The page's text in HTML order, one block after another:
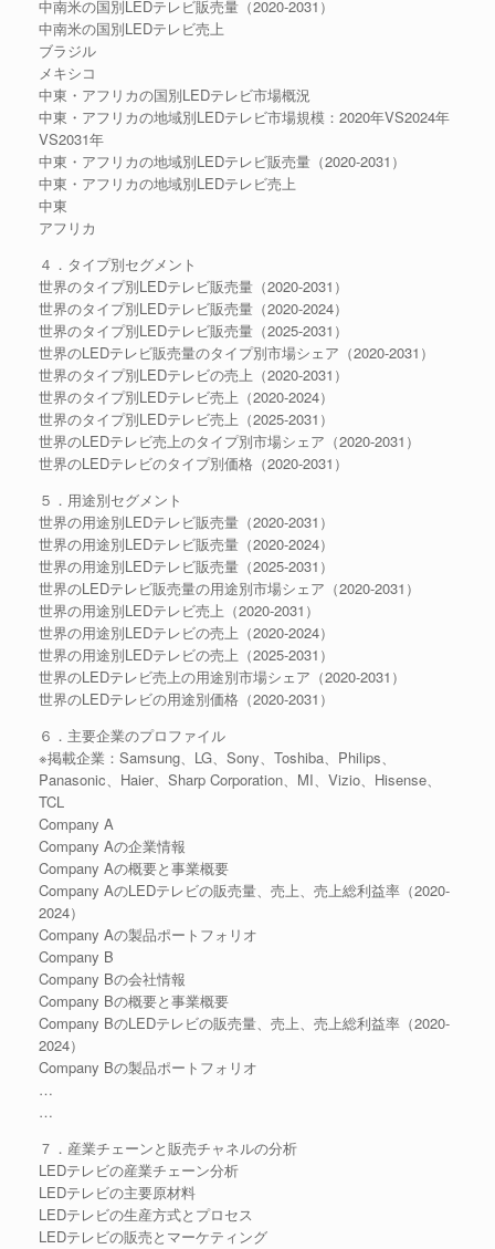
中南米の国別LEDテレビ販売量（2020-2031）
中南米の国別LEDテレビ売上
ブラジル
メキシコ
中東・アフリカの国別LEDテレビ市場概況
中東・アフリカの地域別LEDテレビ市場規模：2020年VS2024年
VS2031年
中東・アフリカの地域別LEDテレビ販売量（2020-2031）
中東・アフリカの地域別LEDテレビ売上
中東
アフリカ
４．タイプ別セグメント
世界のタイプ別LEDテレビ販売量（2020-2031）
世界のタイプ別LEDテレビ販売量（2020-2024）
世界のタイプ別LEDテレビ販売量（2025-2031）
世界のLEDテレビ販売量のタイプ別市場シェア（2020-2031）
世界のタイプ別LEDテレビの売上（2020-2031）
世界のタイプ別LEDテレビ売上（2020-2024）
世界のタイプ別LEDテレビ売上（2025-2031）
世界のLEDテレビ売上のタイプ別市場シェア（2020-2031）
世界のLEDテレビのタイプ別価格（2020-2031）
５．用途別セグメント
世界の用途別LEDテレビ販売量（2020-2031）
世界の用途別LEDテレビ販売量（2020-2024）
世界の用途別LEDテレビ販売量（2025-2031）
世界のLEDテレビ販売量の用途別市場シェア（2020-2031）
世界の用途別LEDテレビ売上（2020-2031）
世界の用途別LEDテレビの売上（2020-2024）
世界の用途別LEDテレビの売上（2025-2031）
世界のLEDテレビ売上の用途別市場シェア（2020-2031）
世界のLEDテレビの用途別価格（2020-2031）
６．主要企業のプロファイル
※掲載企業：Samsung、LG、Sony、Toshiba、Philips、
Panasonic、Haier、Sharp Corporation、MI、Vizio、Hisense、
TCL
Company A
Company Aの企業情報
Company Aの概要と事業概要
Company AのLEDテレビの販売量、売上、売上総利益率（2020-
2024）
Company Aの製品ポートフォリオ
Company B
Company Bの会社情報
Company Bの概要と事業概要
Company BのLEDテレビの販売量、売上、売上総利益率（2020-
2024）
Company Bの製品ポートフォリオ
…
…
７．産業チェーンと販売チャネルの分析
LEDテレビの産業チェーン分析
LEDテレビの主要原材料
LEDテレビの生産方式とプロセス
LEDテレビの販売とマーケティング